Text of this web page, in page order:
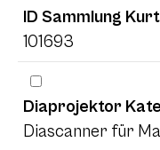
ID Sammlung
101693
Diaprojektor
Diascanner für